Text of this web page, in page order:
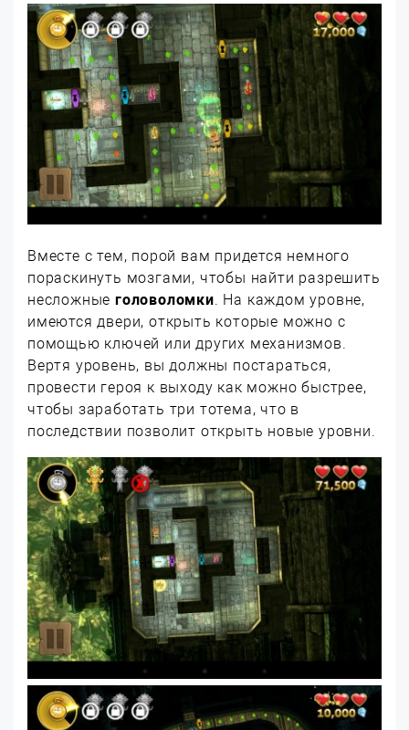
Вместе с тем, порой вам придется немного
пораскинуть мозгами, чтобы найти разрешить
несложныеголоволомки. На каждом уровне,
имеются двери, открыть которые можно с
помощью ключей или других механизмов.
Вертя уровень, вы должны постараться,
провести героя к выходу как можно быстрее,
чтобы заработать три тотема, что в
последствии позволит открыть новые уровни.